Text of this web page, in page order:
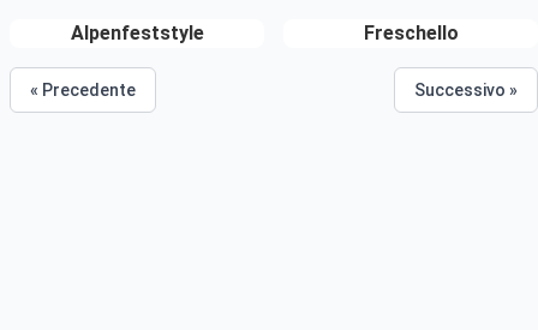
Alpenfeststyle Freschello
« Precedente Successivo »